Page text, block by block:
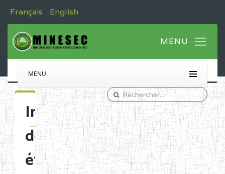
Français English
MENU
Immatriculation
des
établissements